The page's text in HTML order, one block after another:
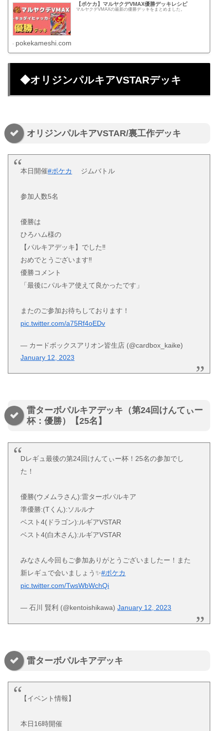
【ポケカ】マルヤクデVMAX優勝デッキレシピ
マルヤクデVMAXの最新の優勝デッキをまとめました。
pokekameshi.com
◆オリジンパルキアVSTARデッキ
オリジンパルキアVSTAR/裏工作デッキ
本日開催#ポケカ ジムバトル
参加人数5名
優勝は
ひろハム様の
【パルキアデッキ】でした‼️
おめでとうございます‼️
優勝コメント
「最後にパルキア使えて良かったです」
またのご参加お待ちしております！
pic.twitter.com/a75Rf4oEDv
— カードボックスアリオン皆生店 (@cardbox_kaike)
January 12, 2023
雷ターボパルキアデッキ（第24回けんてぃー
杯：優勝）【25名】
Dレギュ最後の第24回けんてぃー杯！25名の参加でし
た！
優勝(ウメムラさん):雷ターボパルキア
準優勝:(Tくん):ソルルナ
ベスト4(ドラゴン):ルギアVSTAR
ベスト4(白木さん):ルギアVSTAR
みなさん今回もご参加ありがとうございましたー！また
新レギュで会いましょう✨#ポケカ
pic.twitter.com/TwsWbWchQi
— 石川 賢利 (@kentoishikawa)January 12, 2023
雷ターボパルキアデッキ
【イベント情報】
本日16時開催